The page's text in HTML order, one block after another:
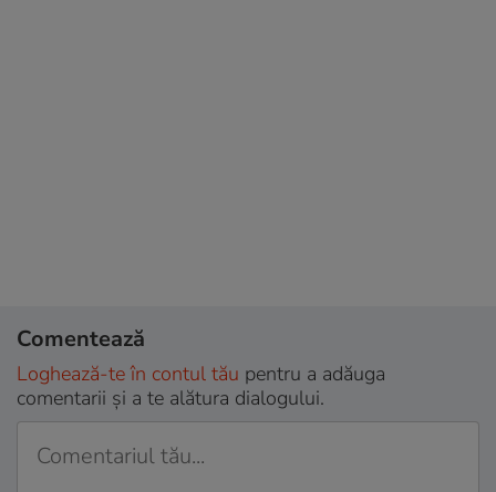
Comentează
Loghează-te în contul tău pentru a adăuga
comentarii și a te alătura dialogului.